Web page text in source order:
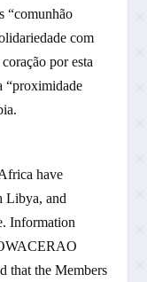
“comunhão
com
por esta
“proximidade
have
Libya, and
Information
that the Members